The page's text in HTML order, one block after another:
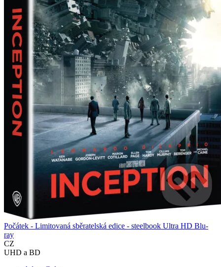
Počátek - Limitovaná sběratelská edice - steelbook Ultra HD Blu-
ray
CZ
UHD a BD